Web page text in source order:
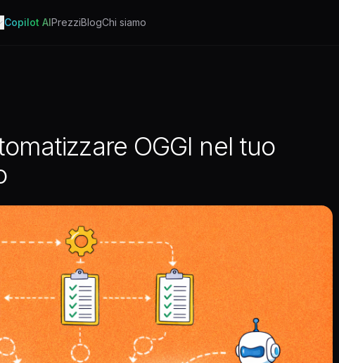
Copilot AIPrezziBlogChi siamo
OGGI nel tuo